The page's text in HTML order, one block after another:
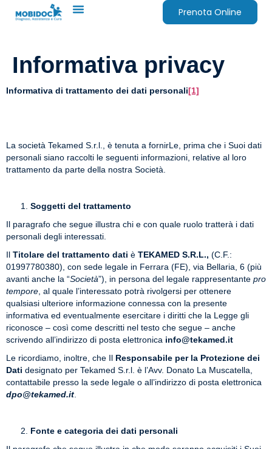
Prenota Online
Informativa privacy
Informativa di trattamento dei dati personali[1]
La società Tekamed S.r.l., è tenuta a fornirLe, prima che i Suoi dati
personali siano raccolti le seguenti informazioni, relative al loro
trattamento da parte della nostra Società.
Soggetti del trattamento
Il paragrafo che segue illustra chi e con quale ruolo tratterà i dati
personali degli interessati.
Il Titolare del trattamento dati è TEKAMED S.R.L., (C.F.:
01997780380), con sede legale in Ferrara (FE), via Bellaria, 6 (più
avanti anche la “Società”), in persona del legale rappresentante pro
tempore , al quale l’interessato potrà rivolgersi per ottenere
qualsiasi ulteriore informazione connessa con la presente
informativa ed eventualmente esercitare i diritti che la Legge gli
riconosce – così come descritti nel testo che segue – anche
scrivendo all’indirizzo di posta elettronica info@tekamed.it
Le ricordiamo, inoltre, che Il Responsabile per la Protezione dei
Dati designato per Tekamed S.r.l. è l’Avv. Donato La Muscatella,
contattabile presso la sede legale o all’indirizzo di posta elettronica
dpo@tekamed.it
Fonte e categoria dei dati personali